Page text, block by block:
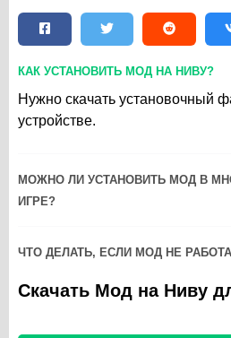
КАК УСТАНОВИТЬ МОД НА НИВУ?
Нужно скачать установочный
устройстве.
МОЖНО ЛИ УСТАНОВИТЬ МОД В
ИГРЕ?
ЧТО ДЕЛАТЬ, ЕСЛИ МОД НЕ
Скачать Мод на Ниву